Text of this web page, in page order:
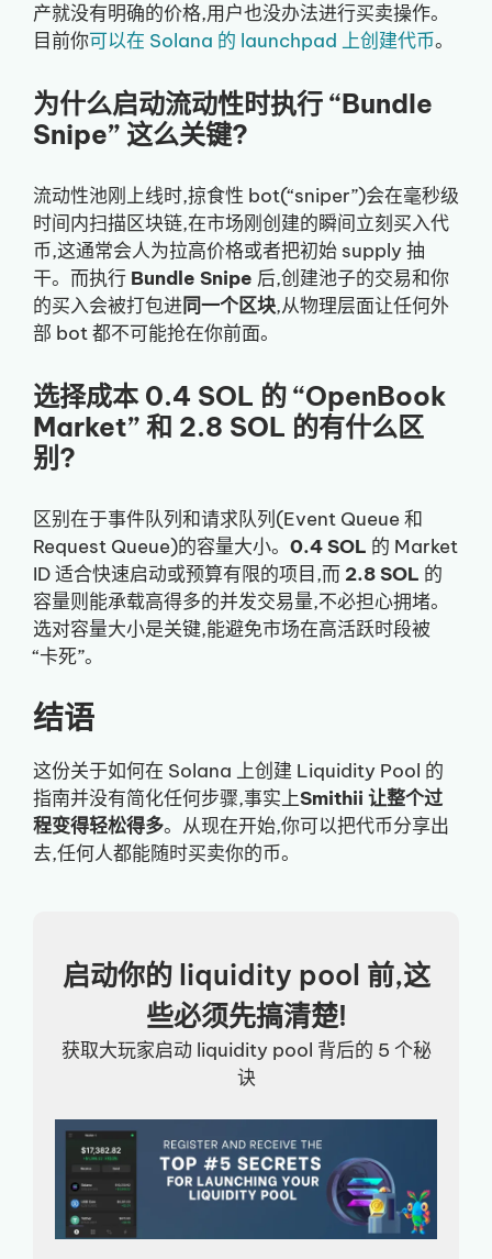
产就没有明确的价格,用户也没办法进行买卖操作。
目前你可以在 Solana 的 launchpad 上创建代币。
为什么启动流动性时执行 “Bundle
Snipe” 这么关键?
流动性池刚上线时,掠食性 bot(“sniper”)会在毫秒级
时间内扫描区块链,在市场刚创建的瞬间立刻买入代
币,这通常会人为拉高价格或者把初始 supply 抽
干。而执行 Bundle Snipe 后,创建池子的交易和你
的买入会被打包进同一个区块,从物理层面让任何外
部 bot 都不可能抢在你前面。
选择成本 0.4 SOL 的 “OpenBook
Market” 和 2.8 SOL 的有什么区
别?
区别在于事件队列和请求队列(Event Queue 和
Request Queue)的容量大小。 0.4 SOL 的 Market
ID 适合快速启动或预算有限的项目,而 2.8 SOL 的
容量则能承载高得多的并发交易量,不必担心拥堵。
选对容量大小是关键,能避免市场在高活跃时段被
“卡死”。
结语
这份关于如何在 Solana 上创建 Liquidity Pool 的
指南并没有简化任何步骤,事实上Smithii 让整个过
程变得轻松得多。从现在开始,你可以把代币分享出
去,任何人都能随时买卖你的币。
启动你的 liquidity pool 前,这
些必须先搞清楚!
获取大玩家启动 liquidity pool 背后的 5 个秘
诀